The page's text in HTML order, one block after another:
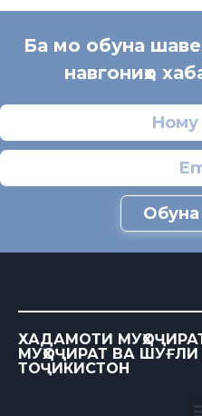
Ба мо обуна
навгониҳо
ХАДАМОТИ
МУҲОҶИРАТ ВА ШУҒЛИ
ТОҶИКИСТОН